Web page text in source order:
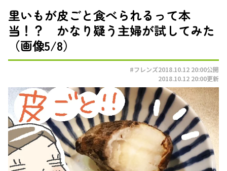
里いもが皮ごと食べられるって本
当！？ かなり疑う主婦が試してみた
（画像5/8）
#フレンズ2018.10.12 20:00公開
2018.10.12 20:00更新